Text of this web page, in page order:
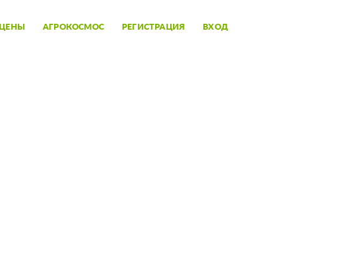
ЦЕНЫ АГРОКОСМОС РЕГИСТРАЦИЯ ВХОД